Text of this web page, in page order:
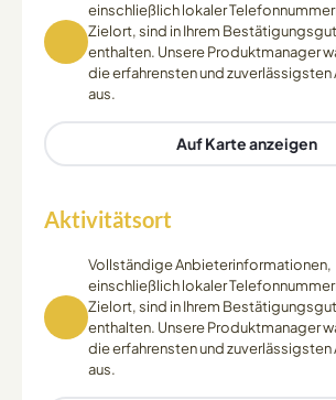
einschließlich lokaler
Zielort, sind in Ihrem
enthalten. Unsere Produktmanager
die erfahrensten und zuverlässigsten
aus.
Auf Karte anzeigen
Aktivitätsort
Vollständige Anbieterinformationen,
einschließlich lokaler
Zielort, sind in Ihrem
enthalten. Unsere Produktmanager
die erfahrensten und zuverlässigsten
aus.